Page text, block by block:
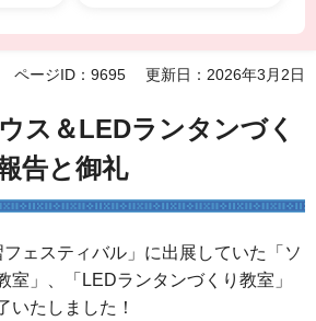
ページID：9695 更新日：2026年3月2日
ス＆LEDランタンづく
告と御礼
フェスティバル」に出展していた「ソ
室」、「LEDランタンづくり教室」
いたしました！